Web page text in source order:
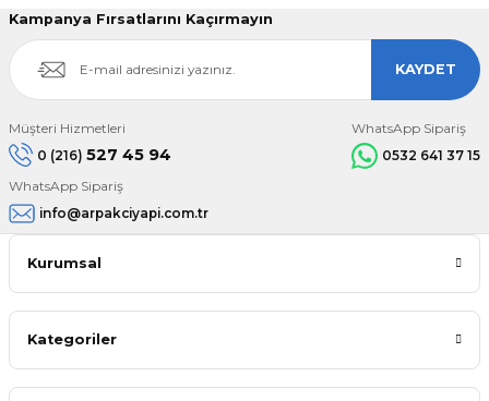
Kampanya Fırsatlarını Kaçırmayın
KAYDET
Müşteri Hizmetleri
0 (216) 527 45 94
WhatsApp Sipariş
0532 641 37 15
WhatsApp Sipariş
info@arpakciyapi.com.tr
Kurumsal
Kategoriler